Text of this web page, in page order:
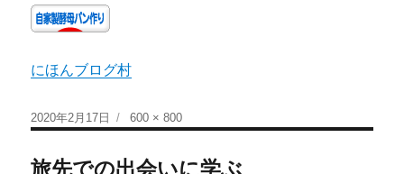
にほんブログ村
2020年2月17日 600 × 800
旅先での出会いに学ぶ